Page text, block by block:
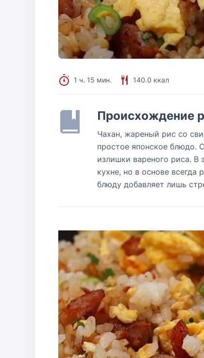
1 ч. 15 мин. 140.0 ккал
Происхождение
Чахан, жареный рис со
простое японское блюдо.
излишки вареного риса. В
кухне, но в основе
блюду добавляет лишь